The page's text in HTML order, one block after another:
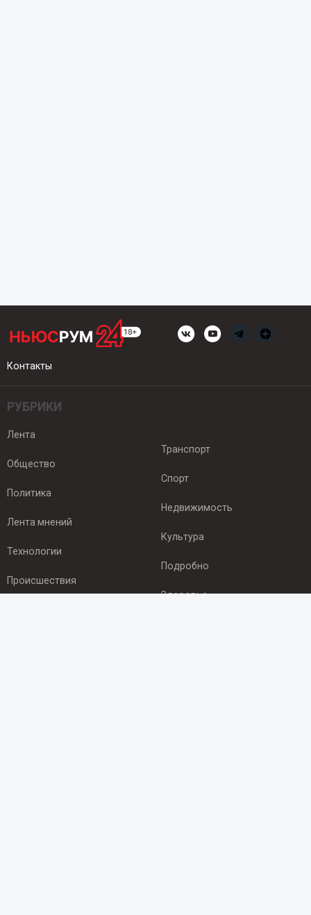
Контакты
РУБРИКИ
Лента
Общество
Политика
Лента мнений
Технологии
Происшествия
Транспорт
Спорт
Недвижимость
Культура
Подробно
Здоровье